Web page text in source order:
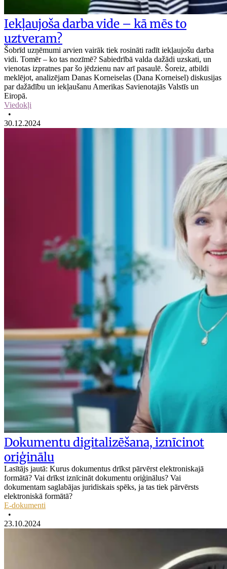
Iekļaujoša darba vide – kā mēs to
uztveram?
Šobrīd uzņēmumi arvien vairāk tiek rosināti radīt iekļaujošu darba
vidi. Tomēr – ko tas nozīmē? Sabiedrībā valda dažādi uzskati, un
vienotas izpratnes par šo jēdzienu nav arī pasaulē. Šoreiz, atbildi
meklējot, analizējam Danas Korneiselas (Dana Korneisel) diskusijas
par dažādību un iekļaušanu Amerikas Savienotajās Valstīs un
Eiropā.
Viedokļi
•
30.12.2024
Dokumentu digitalizēšana, iznīcinot
oriģinālu
Lasītājs jautā: Kurus dokumentus drīkst pārvērst elektroniskajā
formātā? Vai drīkst iznīcināt dokumentu oriģinālus? Vai
dokumentam saglabājas juridiskais spēks, ja tas tiek pārvērsts
elektroniskā formātā?
E-dokumenti
•
23.10.2024